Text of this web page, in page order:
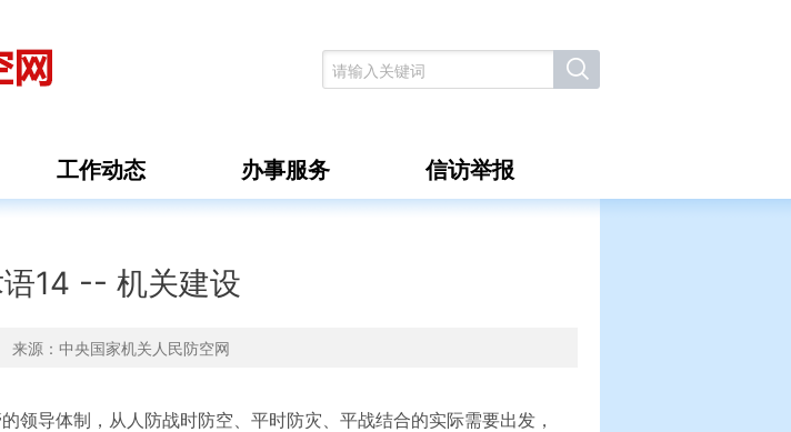
工作动态 办事服务 信访举报
14 -- 机关建设
源： 中央国家机关人民防空网
领导体制，从人防战时防空、平时防灾、平战结合的实际需要出发，